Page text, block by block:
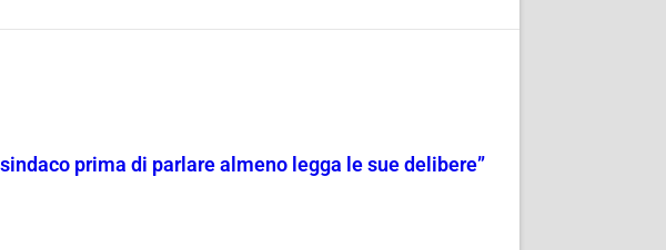
prima di parlare almeno legga le sue delibere”